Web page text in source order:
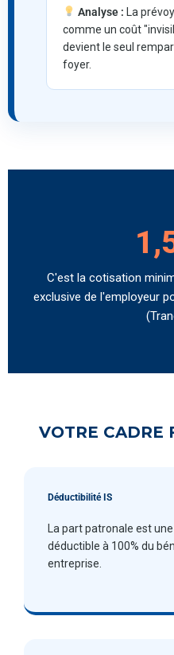
Analyse : La
comme un coût
devient le seul
foyer.
C'est la cotisation
exclusive de l'employeur
VOTRE CADRE
Déductibilité IS
La part patronale est
déductible à 100% du
entreprise.